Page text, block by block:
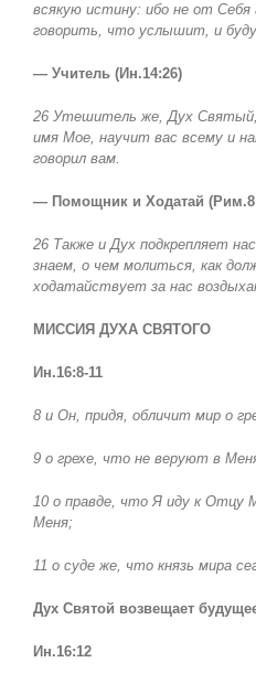
всякую истину: ибо не от
говорить, что услышит, и
— Учитель (Ин.14:26)
26 Утешитель же, Дух
имя Мое, научит вас всему и
говорил вам.
— Помощник и Ходатай
26 Также и Дух подкрепляет
знаем, о чем молиться, как
ходатайствует за нас
МИССИЯ ДУХА СВЯТОГО
Ин.16:8-11
8 и Он, придя, обличит мир о
9 о грехе, что не веруют в
10 о правде, что Я иду к Отцу
Меня;
11 о суде же, что князь мира
Дух Святой возвещает
Ин.16:12